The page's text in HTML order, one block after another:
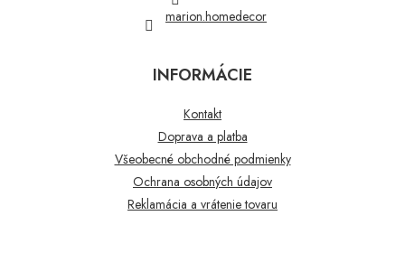
marion.homedecor
INFORMÁCIE
Kontakt
Doprava a platba
Všeobecné obchodné podmienky
Ochrana osobných údajov
Reklamácia a vrátenie tovaru